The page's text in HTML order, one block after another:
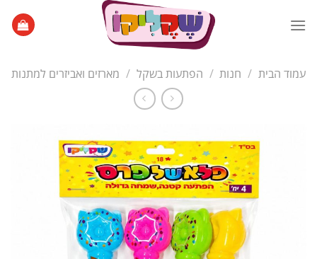
עמוד הבית / חנות / הפתעות בשקל / מארזים ואביזרים למתנות